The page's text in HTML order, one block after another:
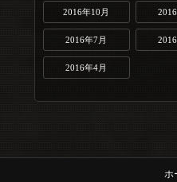
2016年10月
2016年7月
2016年4月
ホ